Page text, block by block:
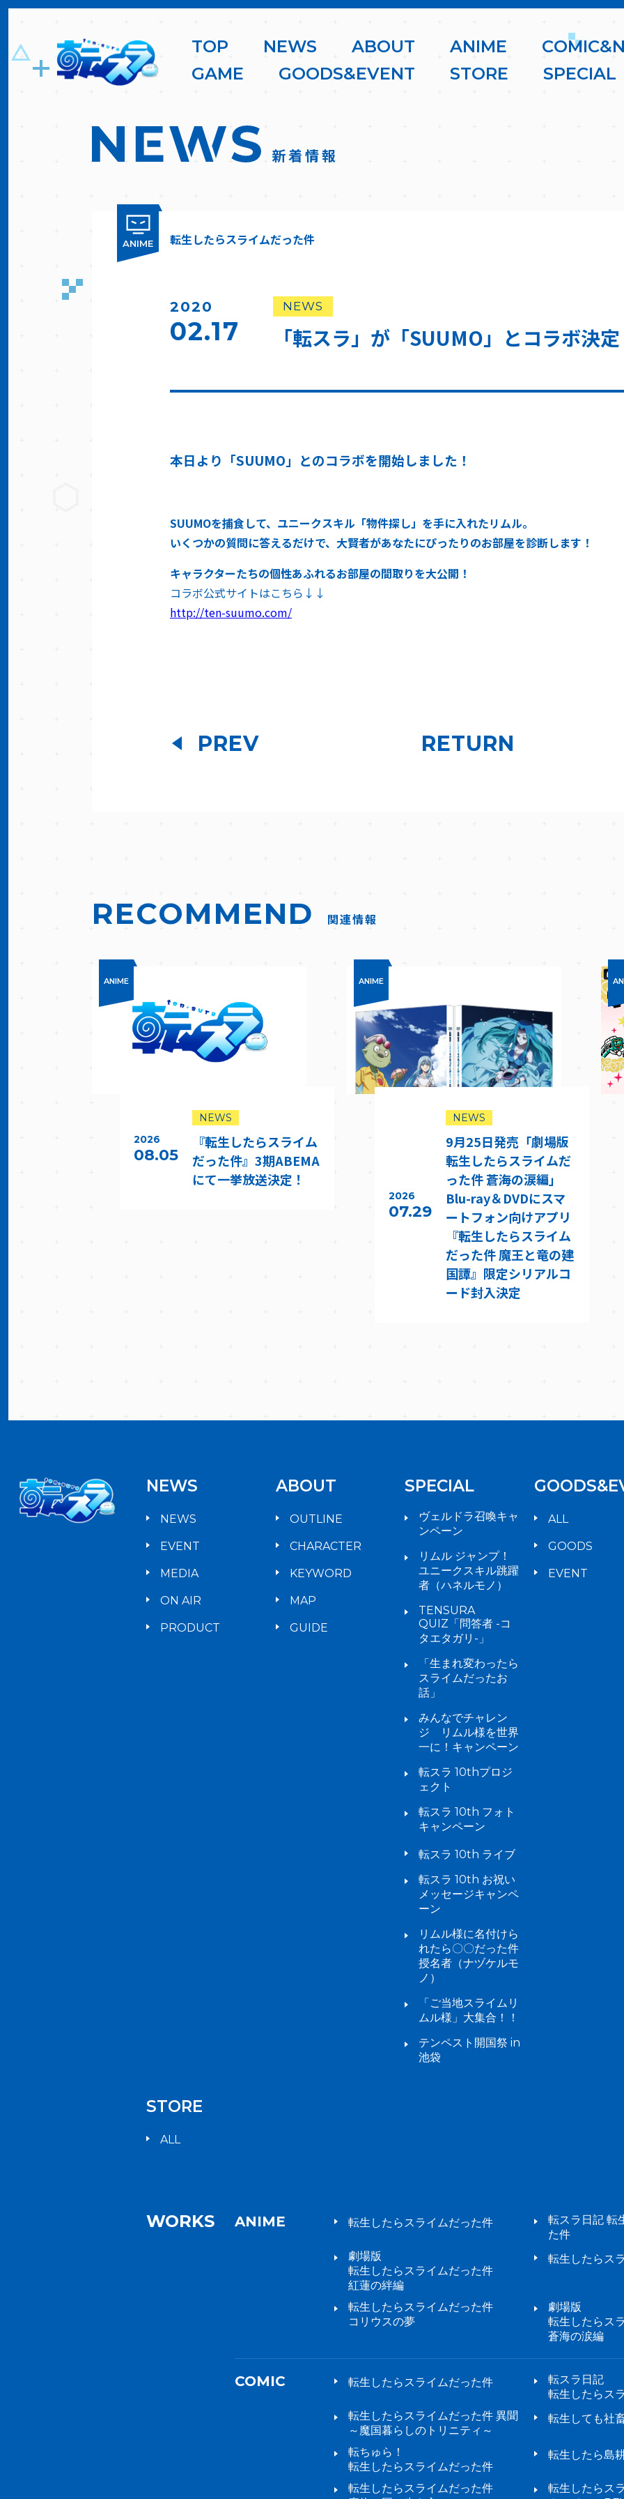
TOP NEWS ABOUT ANIME COMIC&
GAME GOODS&EVENT STORE SPECIAL
新着情報
ANIME 転生したらスライムだった件
「転スラ」が「SUUMO」とコラボ決
NEWS
2020
02.17
本日より「SUUMO」とのコラボを開始しました！
SUUMOを捕食して、ユニークスキル「物件探し」を手に入れたリムル。
いくつかの質問に答えるだけで、大賢者があなたにぴったりのお部屋を診断します！
キャラクターたちの個性あふれるお部屋の間取りを大公開！
コラボ公式サイトはこちら↓↓
http://ten-suumo.com/
PREV RETURN
RECOMMEND 関連情報
ANIME
2026
08.05
NEWS
『転生したらスライム
だった件』3期ABEMA
にて一挙放送決定！
ANIME
2026
07.29
NEWS
9月25日発売「劇場版
転生したらスライムだ
った件 蒼海の涙編」
Blu-ray＆DVDにスマ
ートフォン向けアプリ
『転生したらスライム
だった件 魔王と竜の建
国譚』限定シリアルコ
ード封入決定
NEWS
NEWS
EVENT
MEDIA
ON AIR
PRODUCT
ABOUT
OUTLINE
CHARACTER
KEYWORD
MAP
GUIDE
SPECIAL
ヴェルドラ召喚キャ
ンペーン
リムル ジャンプ！
ユニークスキル跳躍
者（ハネルモノ）
TENSURA
QUIZ「問答者 -コ
タエタガリ-」
「生まれ変わったら
スライムだったお
話」
みんなでチャレン
ジ リムル様を世界
一に！キャンペーン
転スラ 10thプロジ
ェクト
転スラ 10th フォト
キャンペーン
転スラ 10th ライブ
転スラ 10th お祝い
メッセージキャンペ
ーン
リムル様に名付けら
れたら〇〇だった件
授名者（ナヅケルモ
ノ）
「ご当地スライムリ
ムル様」大集合！！
テンペスト開国祭 in
池袋
ALL
GOODS
EVENT
STORE
ALL
WORKS ANIME 転生したらスライムだった件
転スラ日記 転
た件
劇場版
転生したらスライムだった件
紅蓮の絆編
転生したらス
転生したらスライムだった件
コリウスの夢
劇場版
転生したらス
蒼海の涙編
COMIC 転生したらスライムだった件
転スラ日記
転生したらス
転生したらスライムだった件 異聞
～魔国暮らしのトリニティ～
転生しても社
転ちゅら！
転生したらスライムだった件
転生したら島
転生したらスライムだった件
転生したらス